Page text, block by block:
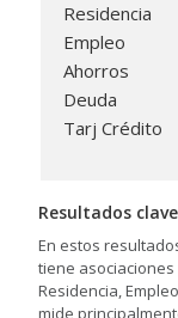
Residencia
Empleo
Ahorros
Deuda
Tarj Crédito
Resultados
En estos
tiene
Residencia,
mide